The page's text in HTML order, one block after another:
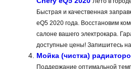
Быстрая и качественная
eQ5 2020 года. Восстановим
салоне вашего электрокара.
доступные цены! Запишитесь
Мойка (чистка)
Поддержание оптимальной